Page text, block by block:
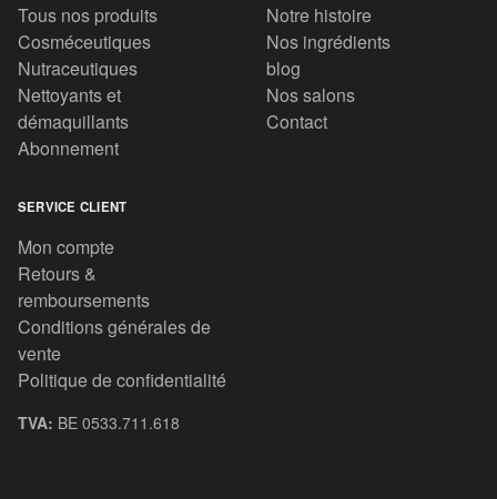
Tous nos produits
Cosméceutiques
Nutraceutiques
Nettoyants et
démaquillants
Abonnement
Notre histoire
Nos ingrédients
blog
Nos salons
Contact
SERVICE CLIENT
Mon compte
Retours &
remboursements
Conditions générales de
vente
Politique de confidentialité
TVA: BE 0533.711.618